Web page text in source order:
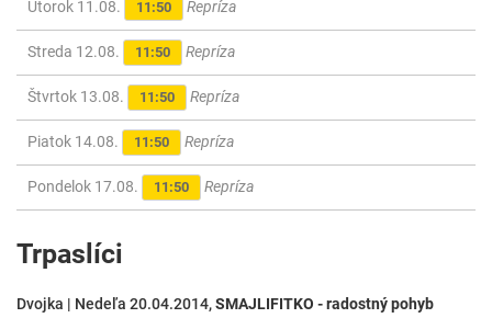
Utorok 11.08. 11:50 Repríza
Streda 12.08. 11:50 Repríza
Štvrtok 13.08. 11:50 Repríza
Piatok 14.08. 11:50 Repríza
Pondelok 17.08. 11:50 Repríza
Trpaslíci
Dvojka | Nedeľa 20.04.2014,SMAJLIFITKO - radostný pohyb